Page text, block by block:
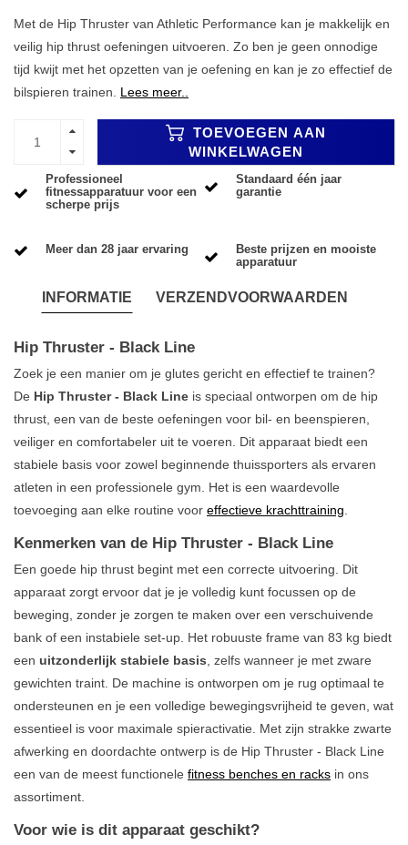
Met de Hip Thruster van Athletic Performance kan je makkelijk en
veilig hip thrust oefeningen uitvoeren. Zo ben je geen onnodige
tijd kwijt met het opzetten van je oefening en kan je zo effectief de
bilspieren trainen. Lees meer..
TOEVOEGEN AAN
WINKELWAGEN
Professioneel
fitnessapparatuur voor een
scherpe prijs
Standaard één jaar
garantie
Meer dan 28 jaar ervaring
Beste prijzen en mooiste
apparatuur
INFORMATIE VERZENDVOORWAARDEN
Hip Thruster - Black Line
Zoek je een manier om je glutes gericht en effectief te trainen?
De Hip Thruster - Black Line is speciaal ontworpen om de hip
thrust, een van de beste oefeningen voor bil- en beenspieren,
veiliger en comfortabeler uit te voeren. Dit apparaat biedt een
stabiele basis voor zowel beginnende thuissporters als ervaren
atleten in een professionele gym. Het is een waardevolle
toevoeging aan elke routine voor effectieve krachttraining
Kenmerken van de Hip Thruster - Black Line
Een goede hip thrust begint met een correcte uitvoering. Dit
apparaat zorgt ervoor dat je je volledig kunt focussen op de
beweging, zonder je zorgen te maken over een verschuivende
bank of een instabiele set-up. Het robuuste frame van 83 kg biedt
een uitzonderlijk stabiele basis , zelfs wanneer je met zware
gewichten traint. De machine is ontworpen om je rug optimaal te
ondersteunen en je een volledige bewegingsvrijheid te geven, wat
essentieel is voor maximale spieractivatie. Met zijn strakke zwarte
afwerking en doordachte ontwerp is de Hip Thruster - Black Line
een van de meest functionele fitness benches en racks in ons
assortiment.
Voor wie is dit apparaat geschikt?